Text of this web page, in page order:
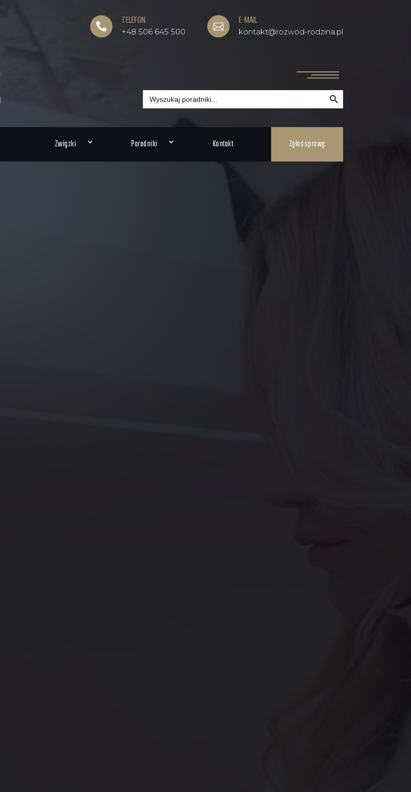
 TELEFON
+48 506 645 500  E-MAIL
kontakt@rozwod-rodzina.pl
Search
for:
Search Button
Związki Poradniki Kontakt Zgłoś sprawę